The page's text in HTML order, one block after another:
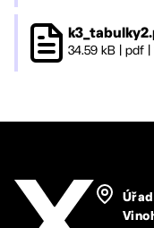
34.59 kB pdf